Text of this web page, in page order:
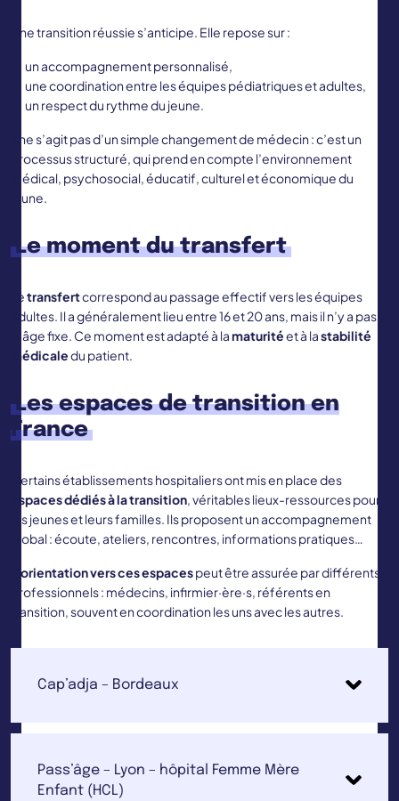
Une transition réussie s’anticipe. Elle repose sur :
un accompagnement personnalisé,
une coordination entre les équipes pédiatriques et adultes,
un respect du rythme du jeune.
Il ne s’agit pas d’un simple changement de médecin : c’est un
processus structuré, qui prend en compte l’environnement
médical, psychosocial, éducatif, culturel et économique du
jeune.
Le moment du transfert
Letransfertcorrespond au passage effectif vers les équipes
adultes. Il a généralement lieu entre 16 et 20 ans, mais il n’y a pas
d’âge fixe. Ce moment est adapté à lamaturitéet à lastabilité
médicaledu patient.
Les espaces de transition en
France
Certains établissements hospitaliers ont mis en place des
espaces dédiés à la transition, véritables lieux-ressources pour
les jeunes et leurs familles. Ils proposent un accompagnement
global : écoute, ateliers, rencontres, informations pratiques…
orientation vers ces espacespeut être assurée par différents
professionnels : médecins, infirmier·ère·s, référents en
transition, souvent en coordination les uns avec les autres.
Cap’adja – Bordeaux
Pass’âge – Lyon – hôpital Femme Mère
Enfant (HCL)